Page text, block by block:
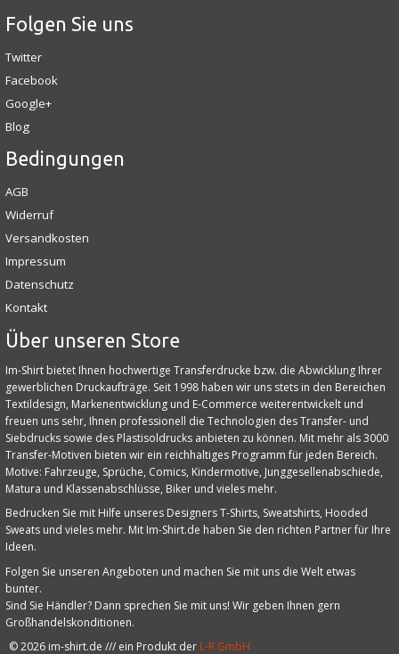
Folgen Sie uns
Twitter
Facebook
Google+
Blog
Bedingungen
AGB
Widerruf
Versandkosten
Impressum
Datenschutz
Kontakt
Über unseren Store
Im-Shirt bietet Ihnen hochwertige Transferdrucke bzw. die Abwicklung Ihrer
gewerblichen Druckaufträge. Seit 1998 haben wir uns stets in den Bereichen
Textildesign, Markenentwicklung und E‑Commerce weiterentwickelt und
freuen uns sehr, Ihnen professionell die Technologien des Transfer- und
Siebdrucks sowie des Plastisoldrucks anbieten zu können. Mit mehr als 3000
Transfer-Motiven bieten wir ein reichhaltiges Programm für jeden Bereich.
Motive: Fahrzeuge, Sprüche, Comics, Kindermotive, Junggesellenabschiede,
Matura und Klassenabschlüsse, Biker und vieles mehr.
Bedrucken Sie mit Hilfe unseres Designers T-Shirts, Sweatshirts, Hooded
Sweats und vieles mehr. Mit Im-Shirt.de haben Sie den richten Partner für Ihre
Ideen.
Folgen Sie unseren Angeboten und machen Sie mit uns die Welt etwas
bunter.
Sind Sie Händler? Dann sprechen Sie mit uns! Wir geben Ihnen gern
Großhandelskonditionen.
©2026 im-shirt.de /// ein Produkt der L-R GmbH